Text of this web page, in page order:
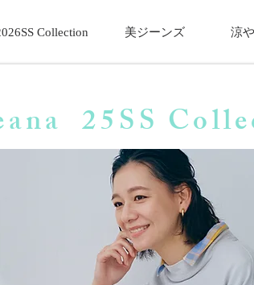
Collection 美ジーンズ 涼
25SS